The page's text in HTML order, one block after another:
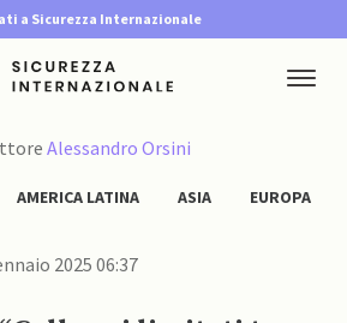
a Sicurezza Internazionale
Alessandro Orsini
AMERICA LATINA ASIA EUROPA
2025 06:37